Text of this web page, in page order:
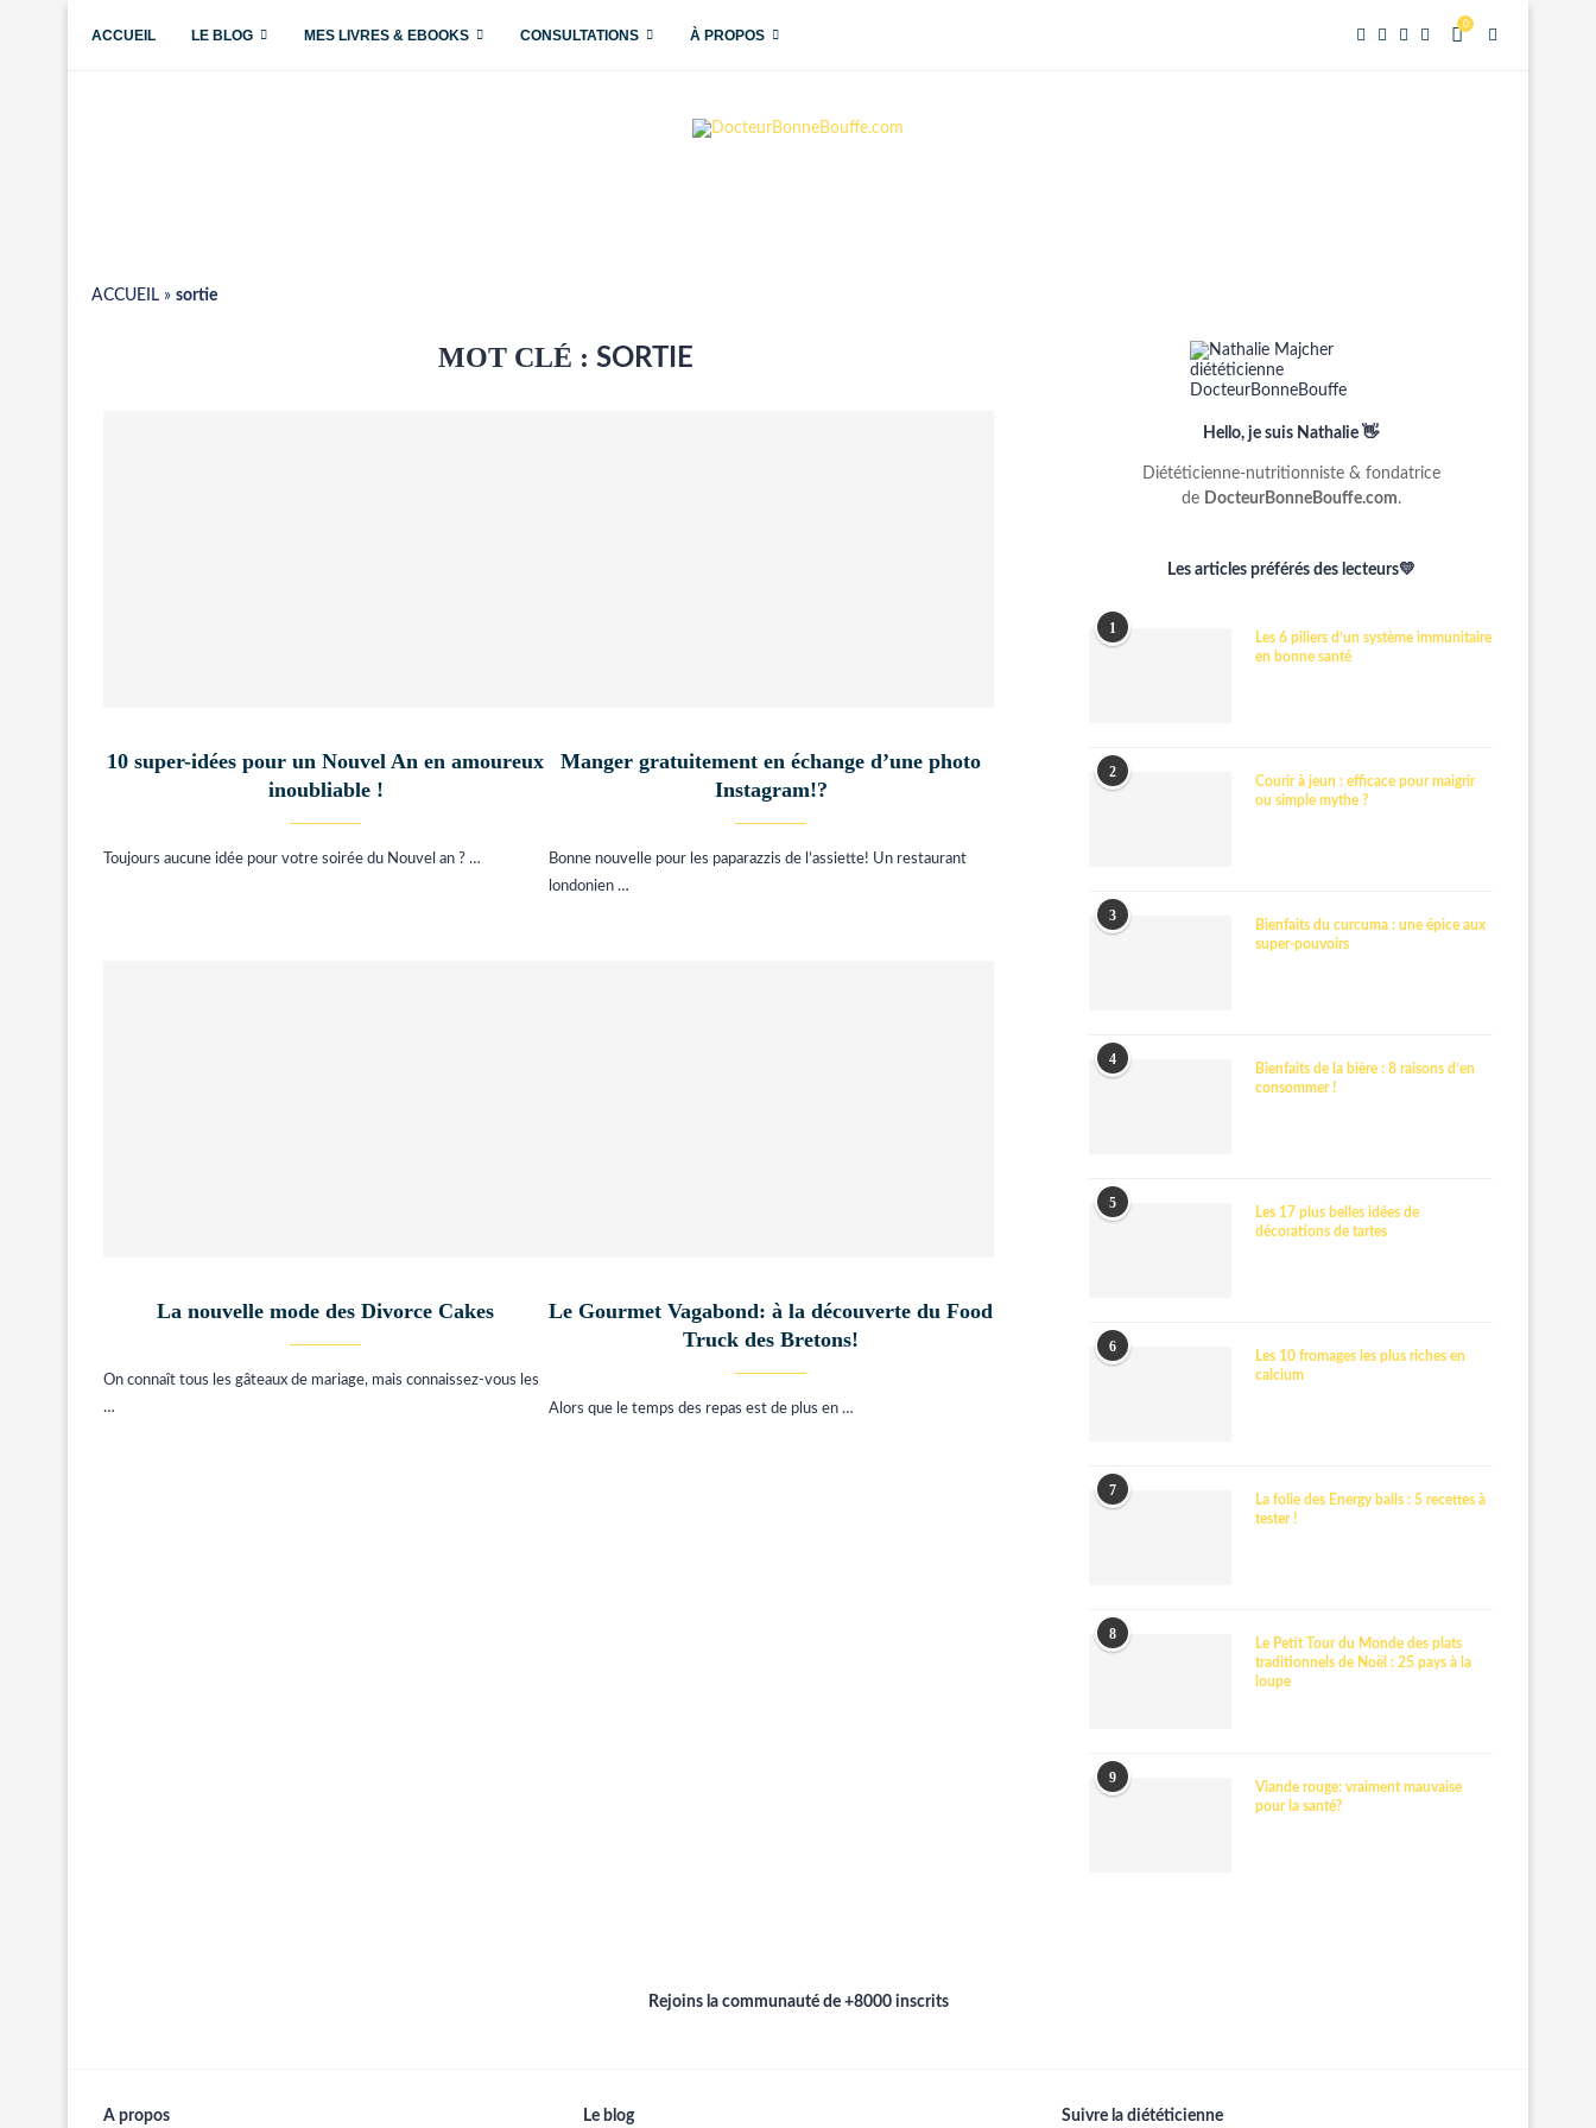
ACCUEIL LE BLOG MES LIVRES & EBOOKS CONSULTATIONS À PROPOS
0
ACCUEIL » sortie
MOT CLÉ :SORTIE
10 super-idées pour un Nouvel An en amoureux
inoubliable !
Toujours aucune idée pour votre soirée du Nouvel an ? …
Manger gratuitement en échange d’une photo
Instagram!?
Bonne nouvelle pour les paparazzis de l’assiette! Un restaurant
londonien …
La nouvelle mode des Divorce Cakes
On connaît tous les gâteaux de mariage, mais connaissez-vous les
…
Le Gourmet Vagabond: à la découverte du Food
Truck des Bretons!
Alors que le temps des repas est de plus en …
Hello, je suis Nathalie 👋
Diététicienne-nutritionniste & fondatrice
de DocteurBonneBouffe.com.
Les articles préférés des lecteurs💛
1
Les 6 piliers d’un système immunitaire
en bonne santé
2
Courir à jeun : efficace pour maigrir
ou simple mythe ?
3
Bienfaits du curcuma : une épice aux
super-pouvoirs
4
Bienfaits de la bière : 8 raisons d’en
consommer !
5
Les 17 plus belles idées de
décorations de tartes
6
Les 10 fromages les plus riches en
calcium
7
La folie des Energy balls : 5 recettes à
tester !
8
Le Petit Tour du Monde des plats
traditionnels de Noël : 25 pays à la
loupe
9
Viande rouge: vraiment mauvaise
pour la santé?
Rejoins la communauté de +8000 inscrits
A propos Le blog Suivre la diététicienne